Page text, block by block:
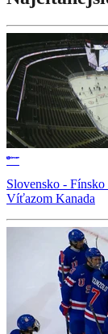
Slovensko -
Víťazom Kanada